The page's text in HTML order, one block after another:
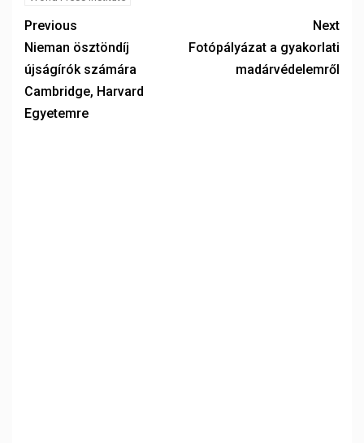
Previous
Nieman ösztöndíj
újságírók számára
Cambridge, Harvard
Egyetemre
Next
Fotópályázat a gyakorlati
madárvédelemről